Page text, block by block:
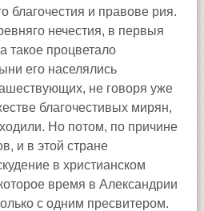
благочестия и правове рия.
нечестия, в первыя
такое процветало
его населялись
не говоря уже
благочестивых мирян,
Но потом, по причине
и в этой стране
в христианском
время в Александрии
с одним пресвитером.